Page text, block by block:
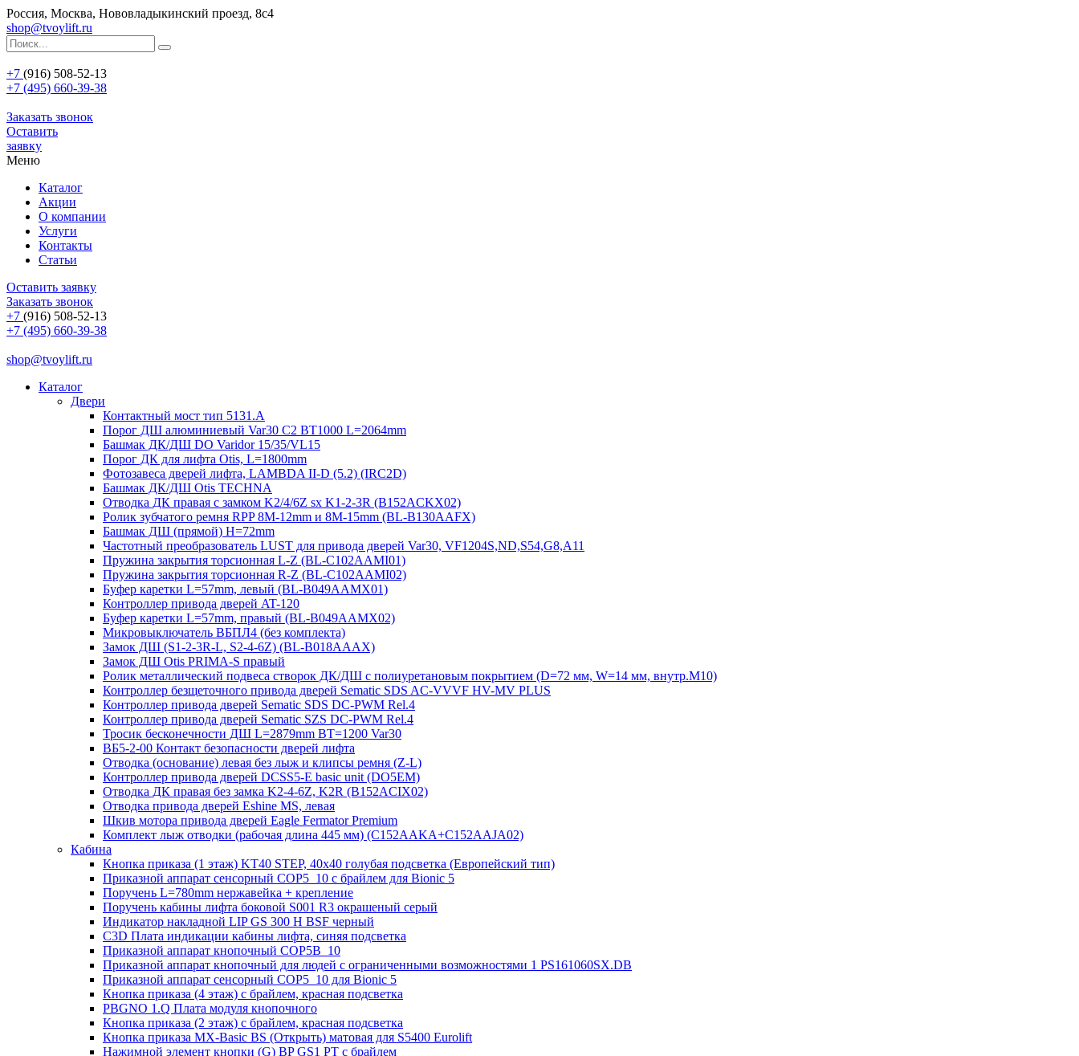
Россия, Москва, Нововладыкинский проезд, 8с4
shop@tvoylift.ru
+7 (916) 508-52-13
+7 (495) 660-39-38
Заказать звонок
Оставить
заявку
Меню
Каталог
Акции
О компании
Услуги
Контакты
Статьи
Оставить заявку
Заказать звонок
+7 (916) 508-52-13
+7 (495) 660-39-38
shop@tvoylift.ru
Каталог
Двери
Контактный мост тип 5131.A
Порог ДШ алюминиевый Var30 C2 BT1000 L=2064mm
Башмак ДК/ДШ DO Varidor 15/35/VL15
Порог ДК для лифта Otis, L=1800mm
Фотозавеса дверей лифта, LAMBDA II-D (5.2) (IRC2D)
Башмак ДК/ДШ Otis TECHNA
Отводка ДК правая с замком K2/4/6Z sx K1-2-3R (B152ACKX02)
Ролик зубчатого ремня RPP 8M-12mm и 8M-15mm (BL-B130AAFX)
Башмак ДШ (прямой) H=72mm
Частотный преобразователь LUST для привода дверей Var30, VF1204S,ND,S54,G8,A11
Пружина закрытия торсионная L-Z (BL-C102AAMI01)
Пружина закрытия торсионная R-Z (BL-C102AAMI02)
Буфер каретки L=57mm, левый (BL-B049AAMX01)
Контроллер привода дверей AT-120
Буфер каретки L=57mm, правый (BL-B049AAMX02)
Микровыключатель ВБПЛ4 (без комплекта)
Замок ДШ (S1-2-3R-L, S2-4-6Z) (BL-B018AAAX)
Замок ДШ Otis PRIMA-S правый
Ролик металлический подвеса створок ДК/ДШ с полиуретановым покрытием (D=72 мм, W=14 мм, внутр.М10)
Контроллер безщеточного привода дверей Sematiс SDS AC-VVVF HV-MV PLUS
Контроллер привода дверей Sematic SDS DC-PWM Rel.4
Контроллер привода дверей Sematic SZS DC-PWM Rel.4
Тросик бесконечности ДШ L=2879mm BT=1200 Var30
ВБ5-2-00 Контакт безопасности дверей лифта
Отводка (основание) левая без лыж и клипсы ремня (Z-L)
Контроллер привода дверей DCSS5-E basic unit (DO5EM)
Отводка ДК правая без замка K2-4-6Z, K2R (B152ACIX02)
Отводка привода дверей Eshine MS, левая
Шкив мотора привода дверей Eagle Fermator Premium
Комплект лыж отводки (рабочая длина 445 мм) (C152AAKA+C152AAJA02)
Кабина
Кнопка приказа (1 этаж) KT40 STEP, 40х40 голубая подсветка (Европейский тип)
Приказной аппарат сенсорный COP5_10 с брайлем для Bionic 5
Поручень L=780mm нержавейка + крепление
Поручень кабины лифта боковой S001 R3 окрашеный серый
Индикатор накладной LIP GS 300 H BSF черный
C3D Плата индикации кабины лифта, синяя подсветка
Приказной аппарат кнопочный COP5B_10
Приказной аппарат кнопочный для людей с ограниченными возможностями 1 PS161060SX.DB
Приказной аппарат сенсорный COP5_10 для Bionic 5
Кнопка приказа (4 этаж) с брайлем, красная подсветка
PBGNO 1.Q Плата модуля кнопочного
Кнопка приказа (2 этаж) с брайлем, красная подсветка
Кнопка приказа MX-Basic BS (Открыть) матовая для S5400 Eurolift
Нажимной элемент кнопки (G) BP GS1 PT с брайлем